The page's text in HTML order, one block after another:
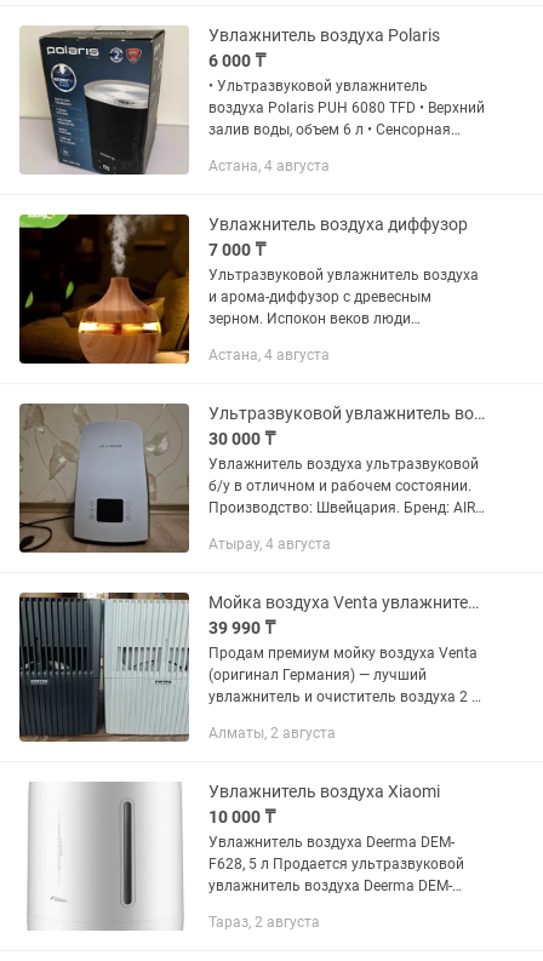
Увлажнитель воздуха Polaris
6 000 ₸
• Ультразвуковой увлажнитель
воздуха Polaris PUH 6080 TFD • Верхний
залив воды, объем 6 л • Сенсорная
режим В хорошем рабочем состоянии
Астана, 4 августа
Увлажнитель воздуха диффузор
7 000 ₸
Ультразвуковой увлажнитель воздуха
и арома-диффузор с древесным
зерном. Испокон веков люди
самых разных целей - как
лечения болезней....
Астана, 4 августа
Ультразвуковой увлажнитель воздуха AIR-O-SWISS
30 000 ₸
Увлажнитель воздуха ультразвуковой
б/у в отличном и рабочем состоянии.
Производство: Швейцария. Бренд: AIR-
отличное. Покупала за 98 000 тенге.
Атырау, 4 августа
Мойка воздуха Venta увлажнитель очиститель Германия
39 990 ₸
Продам премиум мойку воздуха Venta
(оригинал Германия) — лучший
увлажнитель и очиститель воздуха 2 в
расходников! Не нужно каждый раз
Полностью...
Алматы, 2 августа
Увлажнитель воздуха Xiaomi
10 000 ₸
Увлажнитель воздуха Deerma DEM-
F628, 5 л Продается ультразвуковой
увлажнитель воздуха Deerma DEM-
Отлично увлажняет воздух, работает
Тараз, 2 августа